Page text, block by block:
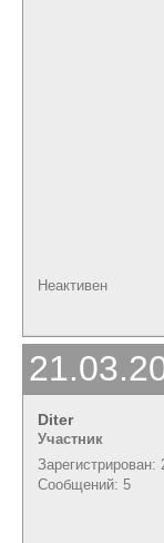
Неактивен
Diter
Участник
Зарегистрирован:
Сообщений: 5